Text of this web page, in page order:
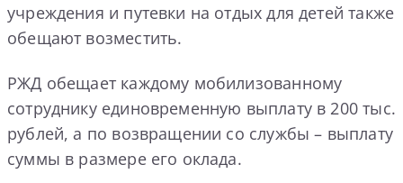
учреждения и путевки на отдых для детей также
обещают возместить.
РЖД обещает каждому мобилизованному
сотруднику единовременную выплату в 200 тыс.
рублей, а по возвращении со службы – выплату
суммы в размере его оклада.